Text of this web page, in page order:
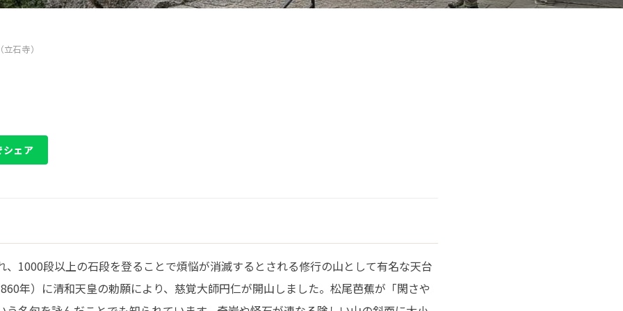
石寺）
シェア
、1000段以上の石段を登ることで煩悩が消滅するとされる修行の山として有名な天台
年）に清和天皇の勅願により、慈覚大師円仁が開山しました。松尾芭蕉が「閑さや